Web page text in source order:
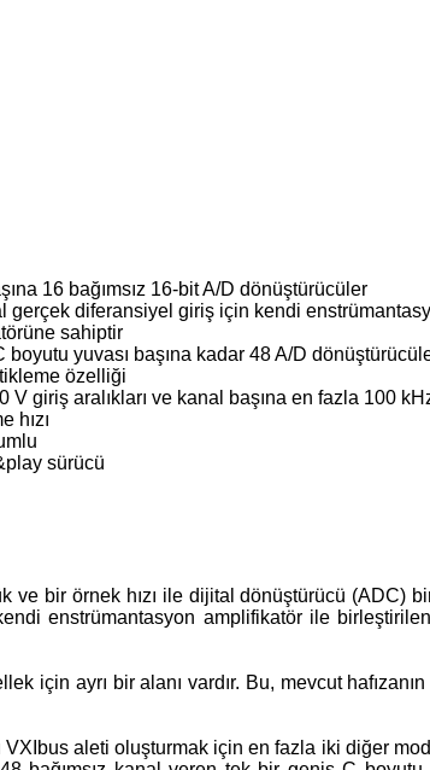
16 bağımsız 16-bit A/D dönüştürücüler
gerçek diferansiyel giriş için kendi
sahiptir
boyutu yuvası başına kadar 48 A/D
özelliği
V giriş aralıkları ve kanal başına en fazla 100
hızı
sürücü
ve bir örnek hızı ile dijital dönüştürücü (ADC)
enstrümantasyon amplifikatör ile birleştirilen
için ayrı bir alanı vardır. Bu, mevcut
aleti oluşturmak için en fazla iki diğer